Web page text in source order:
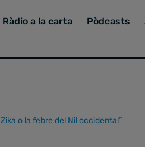
Ràdio a la carta Pòdcasts
o la febre del Nil occidental”